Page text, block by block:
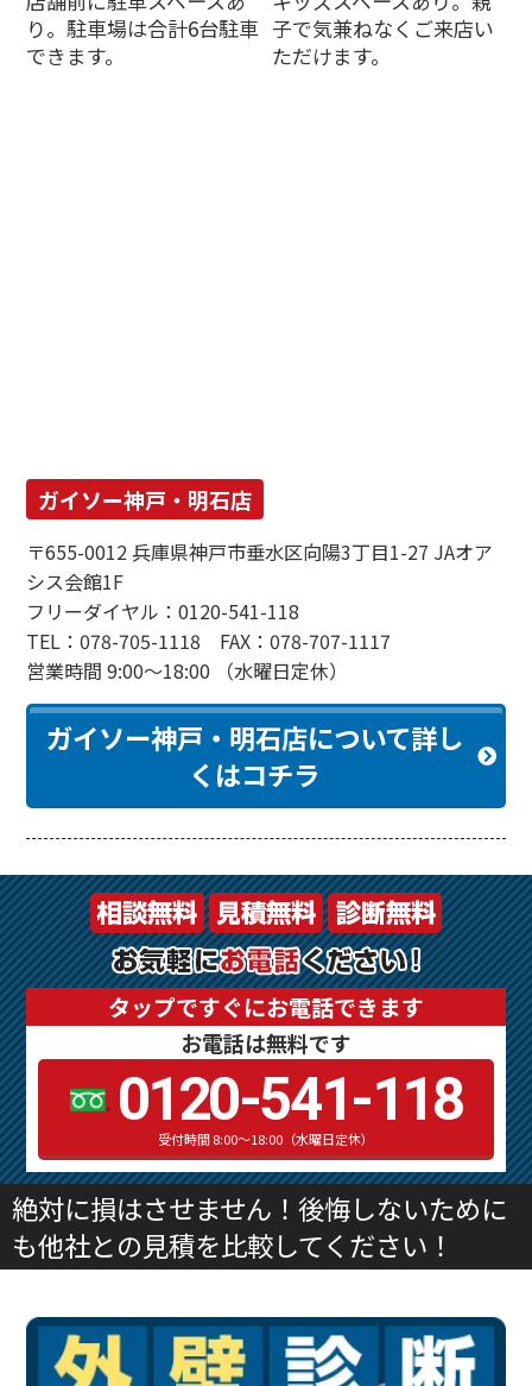
り。駐車場は合計6台駐車
できます。
子で気兼ねなくご来店い
ただけます。
ガイソー神戸・明石店
〒655-0012 兵庫県神戸市垂水区向陽3丁目1-27 JAオア
シス会館1F
フリーダイヤル：0120-541-118
TEL：078-705-1118 FAX：078-707-1117
営業時間 9:00～18:00 （水曜日定休）
ガイソー神戸・明石店について詳し
くはコチラ
タップですぐにお電話できます
お電話は無料です
0120-541-118
受付時間 8:00～18:00（水曜日定休）
絶対に損はさせません！後悔しないために
も他社との見積を比較してください！